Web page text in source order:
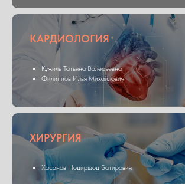
КАРДИОЛОГИЯ
Кужиль Татьяна Валерьевна
Филиппов Илья Михайлович
ХИРУРГИЯ
Хасанов Нодиршод Батирович